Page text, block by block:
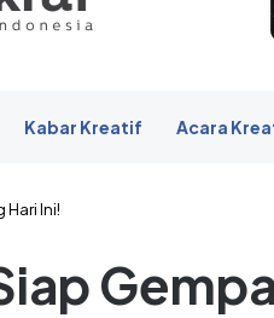
Kabar Kreatif Acara
Ini!